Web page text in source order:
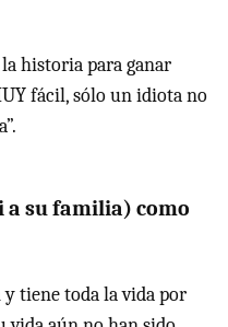
historia para ganar
fácil, sólo un idiota no
a su familia) como
y tiene toda la vida por